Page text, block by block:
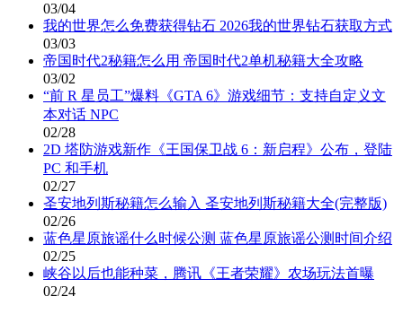
03/04
我的世界怎么免费获得钻石 2026我的世界钻石获取方式
03/03
帝国时代2秘籍怎么用 帝国时代2单机秘籍大全攻略
03/02
“前 R 星员工”爆料《GTA 6》游戏细节：支持自定义文
本对话 NPC
02/28
2D 塔防游戏新作《王国保卫战 6：新启程》公布，登陆
PC 和手机
02/27
圣安地列斯秘籍怎么输入 圣安地列斯秘籍大全(完整版)
02/26
蓝色星原旅谣什么时候公测 蓝色星原旅谣公测时间介绍
02/25
峡谷以后也能种菜，腾讯《王者荣耀》农场玩法首曝
02/24